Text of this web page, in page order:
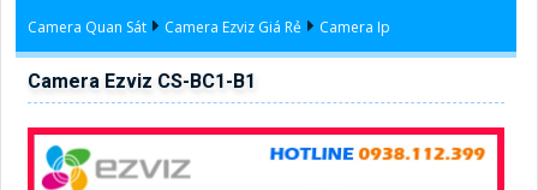
Camera Quan Sát Camera Ezviz Giá Rẻ Camera Ip
Camera Ezviz CS-BC1-B1